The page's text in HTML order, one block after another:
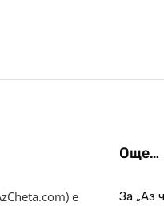
е
Още…
За „Аз